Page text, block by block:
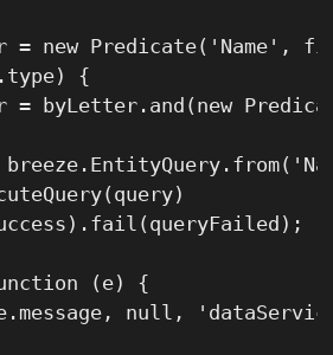
= new Predicate('Name',
{
= byLetter.and(new
(e) {
null,